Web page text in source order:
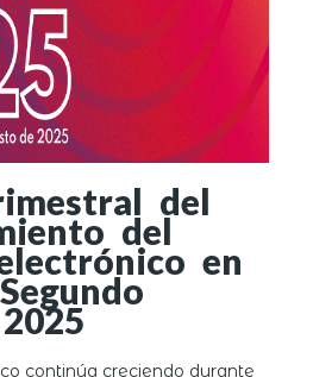
del
del
en
continúa creciendo durante